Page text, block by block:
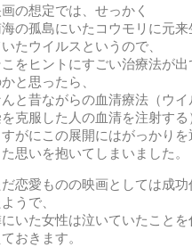
の想定では、せっかく
の孤島にいたコウモリに元来
たウイルスというので、
をヒントにすごい治療法が出
と思ったら、
と昔ながらの血清療法（ウ
克服した人の血清を注射する
すがにこの展開にはがっかりを
た思いを抱いてしまいました。
恋愛ものの映画としては成功
うで、
いた女性は泣いていたことを
ておきます。